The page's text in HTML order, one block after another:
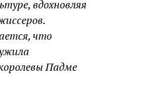
вдохновляя
что
Падме